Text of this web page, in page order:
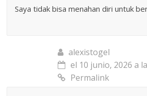
Saya tidak bisa menahan diri untuk
alexistogel
el 10 junio, 2026 a
Permalink